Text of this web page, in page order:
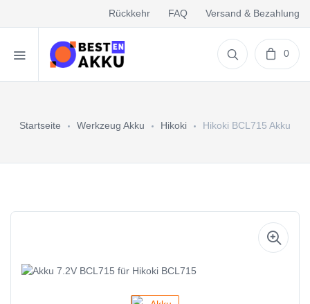
Rückkehr FAQ Versand & Bezahlung
0
Startseite Werkzeug Akku Hikoki Hikoki BCL715 Akku